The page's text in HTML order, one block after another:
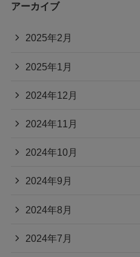
アーカイブ
2025年2月
2025年1月
2024年12月
2024年11月
2024年10月
2024年9月
2024年8月
2024年7月